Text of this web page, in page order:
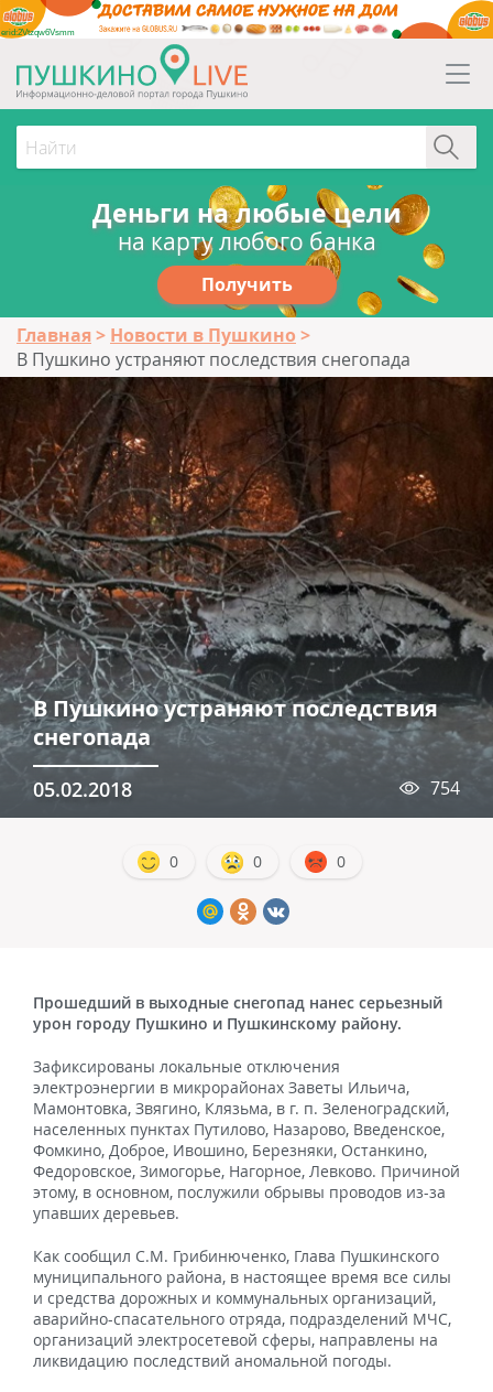
erid:2Vtzqw6Vsmm
Деньги на любые цели
на карту любого банка
Получить
Главная
Новости в Пушкино
В Пушкино устраняют последствия снегопада
В Пушкино устраняют последствия
снегопада
05.02.2018 754
0 0 0
Прошедший в выходные снегопад нанес серьезный
урон городу Пушкино и Пушкинскому району.
Зафиксированы локальные отключения
электроэнергии в микрорайонах Заветы Ильича,
Мамонтовка, Звягино, Клязьма, в г. п. Зеленоградский,
населенных пунктах Путилово, Назарово, Введенское,
Фомкино, Доброе, Ивошино, Березняки, Останкино,
Федоровское, Зимогорье, Нагорное, Левково. Причиной
этому, в основном, послужили обрывы проводов из-за
упавших деревьев.
Как сообщил С.М. Грибинюченко, Глава Пушкинского
муниципального района, в настоящее время все силы
и средства дорожных и коммунальных организаций,
аварийно-спасательного отряда, подразделений МЧС,
организаций электросетевой сферы, направлены на
ликвидацию последствий аномальной погоды.